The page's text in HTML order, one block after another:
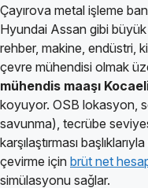
Çayırova metal işleme
Hyundai Assan gibi
rehber, makine, endüstri,
çevre mühendisi olmak
mühendis maaşı
koyuyor. OSB lokasyon,
savunma), tecrübe
karşılaştırması
çevirme için brüt net
simülasyonu sağlar.